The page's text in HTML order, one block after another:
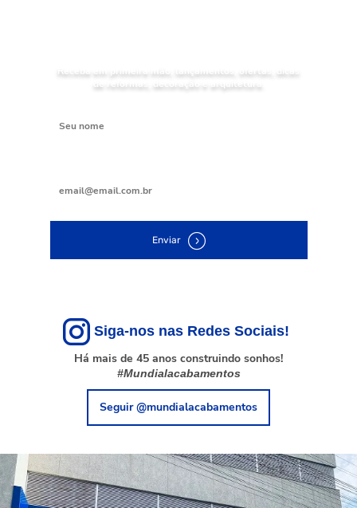
Receba em primeira mão, lançamentos, ofertas, dicas
de reformas, decoração e arquitetura.
Enviar
Siga-nos nas Redes Sociais!
Há mais de 45 anos construindo sonhos!
#Mundialacabamentos
Seguir @mundialacabamentos